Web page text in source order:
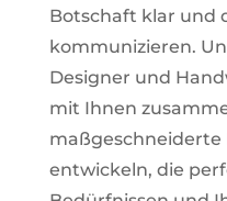
Botschaft klar und
kommunizieren.
Designer und
mit Ihnen
maßgeschneiderte
entwickeln, die